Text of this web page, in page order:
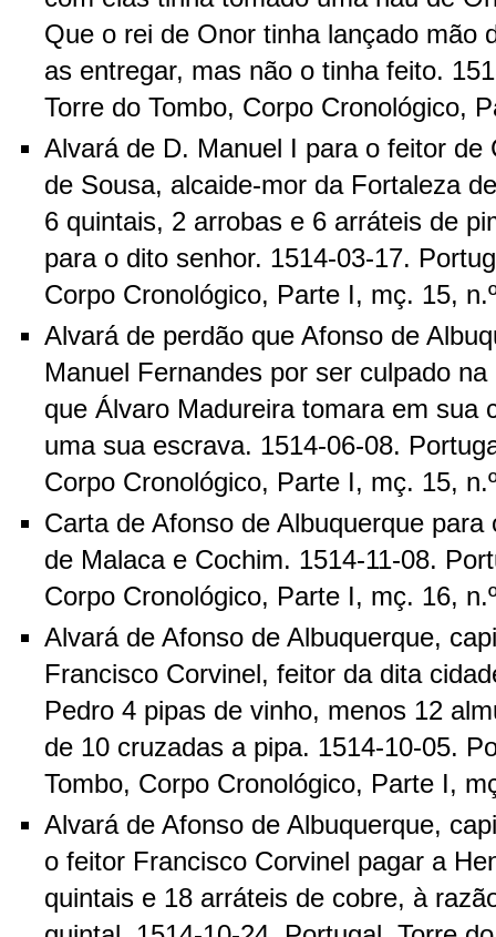
Que o rei de Onor tinha lançado mão
as entregar, mas não o tinha feito.
Torre do Tombo, Corpo Cronológico,
Alvará de D. Manuel I para o feitor de
de Sousa, alcaide-mor da Fortaleza
6 quintais, 2 arrobas e 6 arráteis de
para o dito senhor. 1514-03-17.
Corpo Cronológico, Parte I, mç. 15,
Alvará de perdão que Afonso de
Manuel Fernandes por ser culpado
que Álvaro Madureira tomara em sua
uma sua escrava. 1514-06-08.
Corpo Cronológico, Parte I, mç. 15,
Carta de Afonso de Albuquerque
de Malaca e Cochim. 1514-11-08.
Corpo Cronológico, Parte I, mç. 16,
Alvará de Afonso de Albuquerque,
Francisco Corvinel, feitor da dita
Pedro 4 pipas de vinho, menos 12
de 10 cruzadas a pipa. 1514-10-05.
Tombo, Corpo Cronológico, Parte I,
Alvará de Afonso de Albuquerque,
o feitor Francisco Corvinel pagar a
quintais e 18 arráteis de cobre, à